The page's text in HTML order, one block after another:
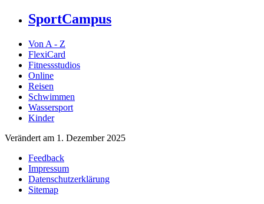
SportCampus
Von A - Z
FlexiCard
Fitnessstudios
Online
Reisen
Schwimmen
Wassersport
Kinder
Verändert am 1. Dezember 2025
Feedback
Impressum
Datenschutzerklärung
Sitemap